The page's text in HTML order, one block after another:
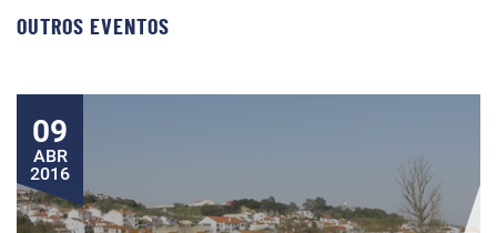
OUTROS EVENTOS
09
ABR
2016